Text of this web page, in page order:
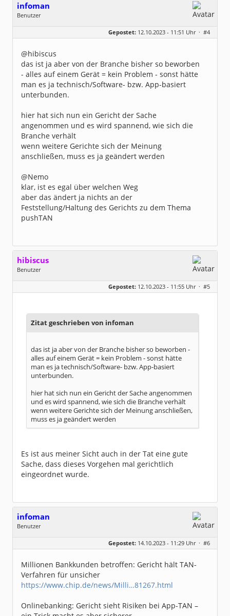
infoman
Benutzer
Dabei seit:
06 / 2008
Gepostet: 12.10.2023 - 11:51 Uhr · #4
@hibiscus
das ist ja aber von der Branche bisher so beworben
- alles auf einem Gerät = kein Problem - sonst hätte
man es ja technisch/Software- bzw. App-basiert
unterbunden.
hier hat sich nun ein Gericht der Sache
angenommen und es wird spannend, wie sich die
Branche verhält
wenn weitere Gerichte sich der Meinung
anschließen, muss es ja geändert werden
@Nemo
klar, ist es egal über welchen Weg
aber das ändert ja nichts an der
Feststellung/Haltung des Gerichts zu dem Thema
pushTAN
hibiscus
Benutzer
Geschlecht:
keine Angabe
Homepage:
willuhn.de/
Gepostet: 12.10.2023 - 11:55 Uhr · #5
Zitat geschrieben von infoman
das ist ja aber von der Branche bisher so beworben -
alles auf einem Gerät = kein Problem - sonst hätte
man es ja technisch/Software- bzw. App-basiert
unterbunden.
hier hat sich nun ein Gericht der Sache angenommen
und es wird spannend, wie sich die Branche verhält
wenn weitere Gerichte sich der Meinung anschließen,
muss es ja geändert werden
Es ist aus meiner Sicht auch in der Tat eine gute
Sache, dass dieses Vorgehen mal gerichtlich
eingeordnet wurde.
infoman
Benutzer
Dabei seit:
06 / 2008
Gepostet: 14.10.2023 - 11:29 Uhr · #6
Millionen Bankkunden betroffen: Gericht hält TAN-
Verfahren für unsicher
https://www.chip.de/news/Milli…81267.html
Onlinebanking: Gericht sieht Risiken bei App-TAN –